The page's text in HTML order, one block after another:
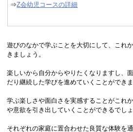
⇒Z会幼児コースの詳細
遊びのなかで学ぶことを大切にして、これ
きましょう。
楽しいから自分からやりたくなりますし、
だり継続した学びを進めていくことができま
学ぶ楽しさや面白さを実感することがこれ
や意欲を引き出していくことができるでしょ
それぞれの家庭に置合わせた良質な体験を